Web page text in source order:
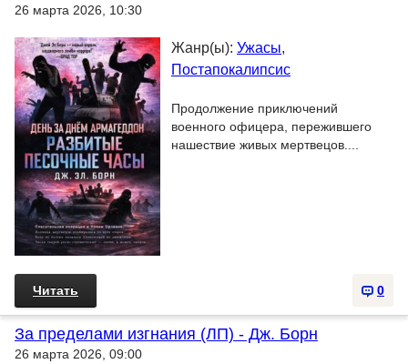
26 марта 2026, 10:30
Жанр(ы): Ужасы,
Постапокалипсис
Продолжение приключений
военного офицера, пережившего
нашествие живых мертвецов....
0
Читать
За пределами изгнания (ЛП) - Дж. Борн
26 марта 2026, 09:00